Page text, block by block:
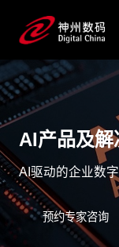
AI产品及解
AI驱动的企业数
预约专家咨询